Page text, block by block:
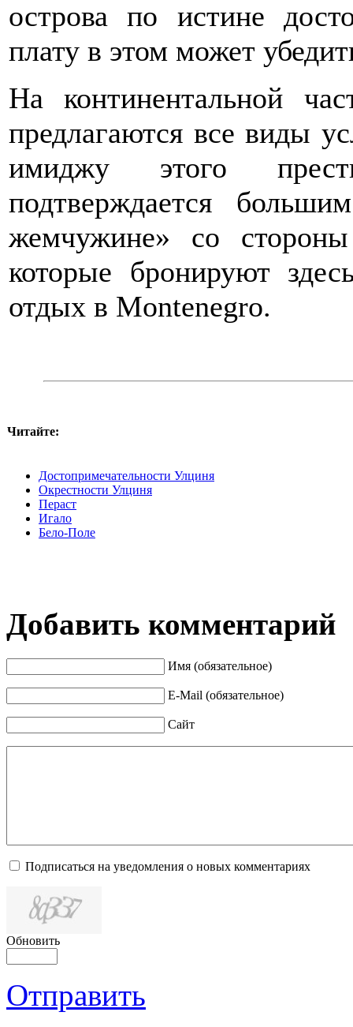
острова по истине
плату в этом может
На континентальной
предлагаются все виды
имиджу этого
подтверждается
жемчужине» со
которые бронируют
отдых в Montenegro.
Читайте:
Достопримечательности Улциня
Окрестности Улциня
Пераст
Игало
Бело-Поле
Добавить комментарий
Имя (обязательное)
E-Mail (обязательное)
Сайт
Подписаться на уведомления о новых комментариях
Обновить
Отправить